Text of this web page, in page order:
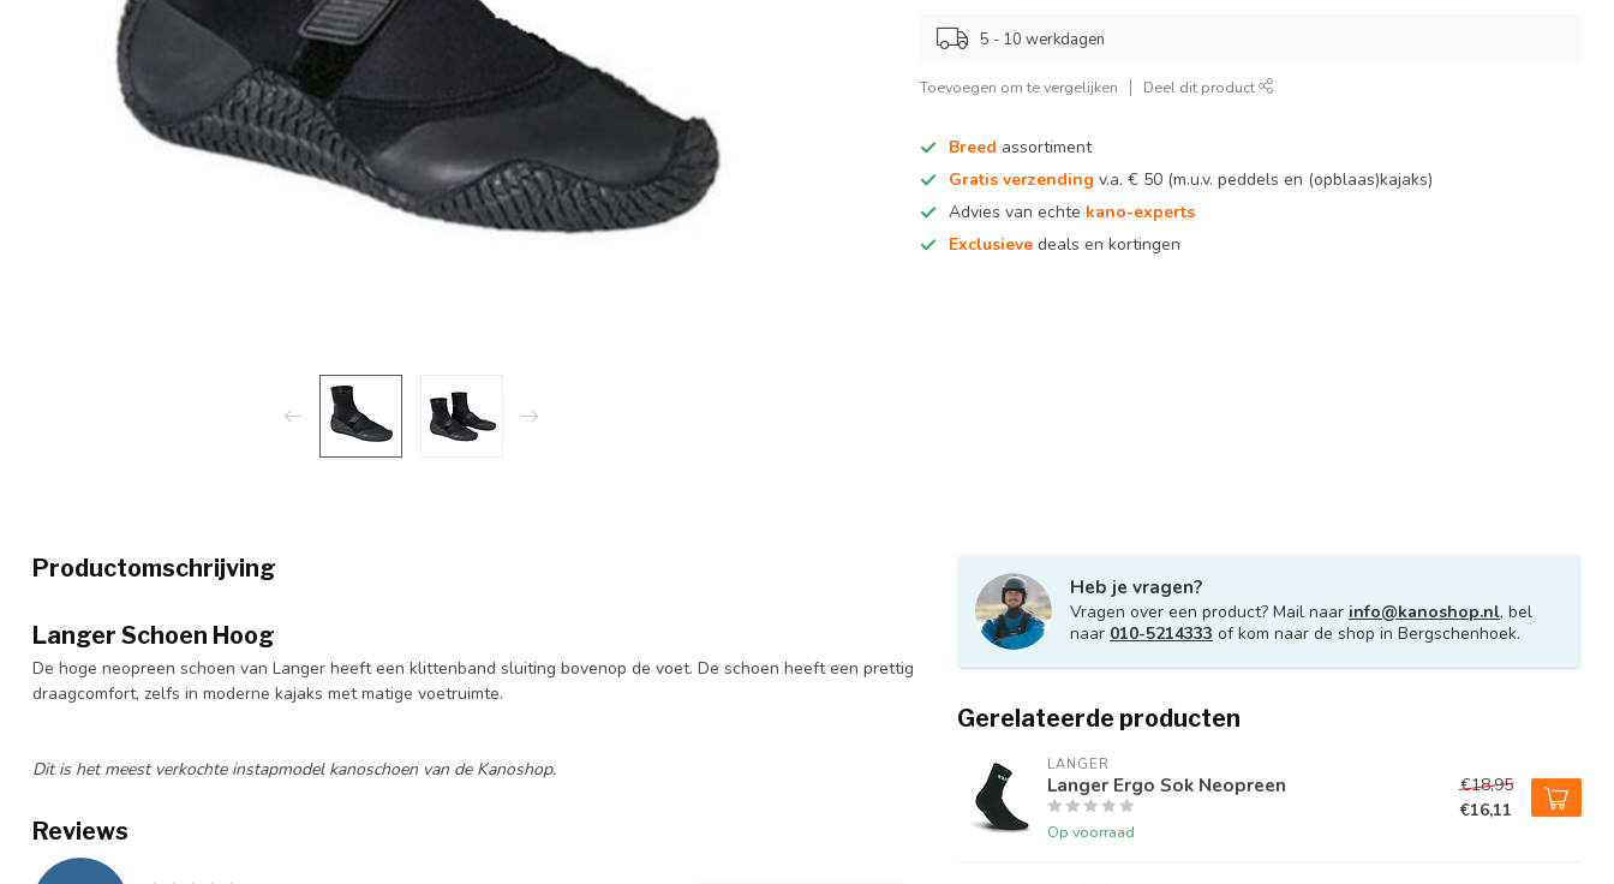
5 - 10 werkdagen
Toevoegen om te vergelijken Deel dit product
Breed assortiment
Gratis verzending v.a. € 50 (m.u.v. peddels en (opblaas)kajaks)
Advies van echte kano-experts
Exclusieve deals en kortingen
Productomschrijving
Langer Schoen Hoog
De hoge neopreen schoen van Langer heeft een klittenband sluiting bovenop de voet. De schoen heeft een prettig
draagcomfort, zelfs in moderne kajaks met matige voetruimte.
Dit is het meest verkochte instapmodel kanoschoen van de Kanoshop.
Reviews
Heb je vragen?
Vragen over een product? Mail naar info@kanoshop.nl, bel
naar 010-5214333 of kom naar de shop in Bergschenhoek.
Gerelateerde producten
LANGER
Langer Ergo Sok Neopreen
Op voorraad
€18,95
€16,11